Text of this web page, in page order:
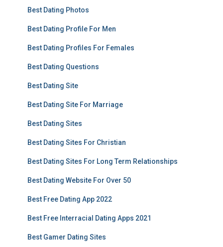
Best Dating Photos
Best Dating Profile For Men
Best Dating Profiles For Females
Best Dating Questions
Best Dating Site
Best Dating Site For Marriage
Best Dating Sites
Best Dating Sites For Christian
Best Dating Sites For Long Term Relationships
Best Dating Website For Over 50
Best Free Dating App 2022
Best Free Interracial Dating Apps 2021
Best Gamer Dating Sites